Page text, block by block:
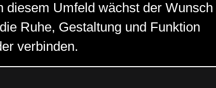
diesem Umfeld wächst der Wunsch
Ruhe, Gestaltung und Funktion
verbinden.